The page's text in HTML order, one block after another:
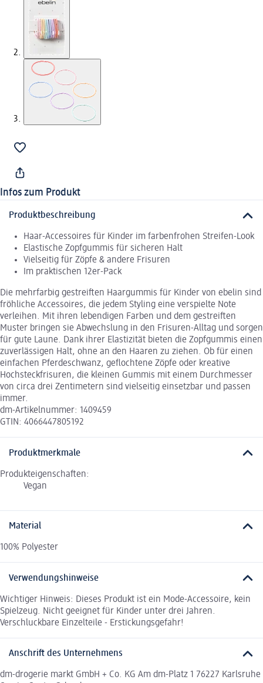
Infos zum Produkt
Produktbeschreibung
Haar-Accessoires für Kinder im farbenfrohen Streifen-Look
Elastische Zopfgummis für sicheren Halt
Vielseitig für Zöpfe & andere Frisuren
Im praktischen 12er-Pack
Die mehrfarbig gestreiften Haargummis für Kinder von ebelin sind
fröhliche Accessoires, die jedem Styling eine verspielte Note
verleihen. Mit ihren lebendigen Farben und dem gestreiften
Muster bringen sie Abwechslung in den Frisuren-Alltag und sorgen
für gute Laune. Dank ihrer Elastizität bieten die Zopfgummis einen
zuverlässigen Halt, ohne an den Haaren zu ziehen. Ob für einen
einfachen Pferdeschwanz, geflochtene Zöpfe oder kreative
Hochsteckfrisuren, die kleinen Gummis mit einem Durchmesser
von circa drei Zentimetern sind vielseitig einsetzbar und passen
immer.
dm-Artikelnummer: 1409459
GTIN: 4066447805192
Produktmerkmale
Produkteigenschaften:
Vegan
Material
100% Polyester
Verwendungshinweise
Wichtiger Hinweis: Dieses Produkt ist ein Mode-Accessoire, kein
Spielzeug. Nicht geeignet für Kinder unter drei Jahren.
Verschluckbare Einzelteile - Erstickungsgefahr!
Anschrift des Unternehmens
dm-drogerie markt GmbH + Co. KG Am dm-Platz 1 76227 Karlsruhe